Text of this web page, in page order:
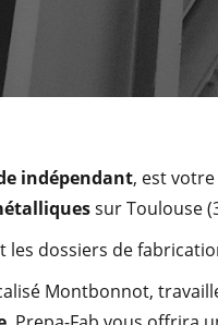
indépendant, est
sur Toulouse
les dossiers de
Montbonnot,